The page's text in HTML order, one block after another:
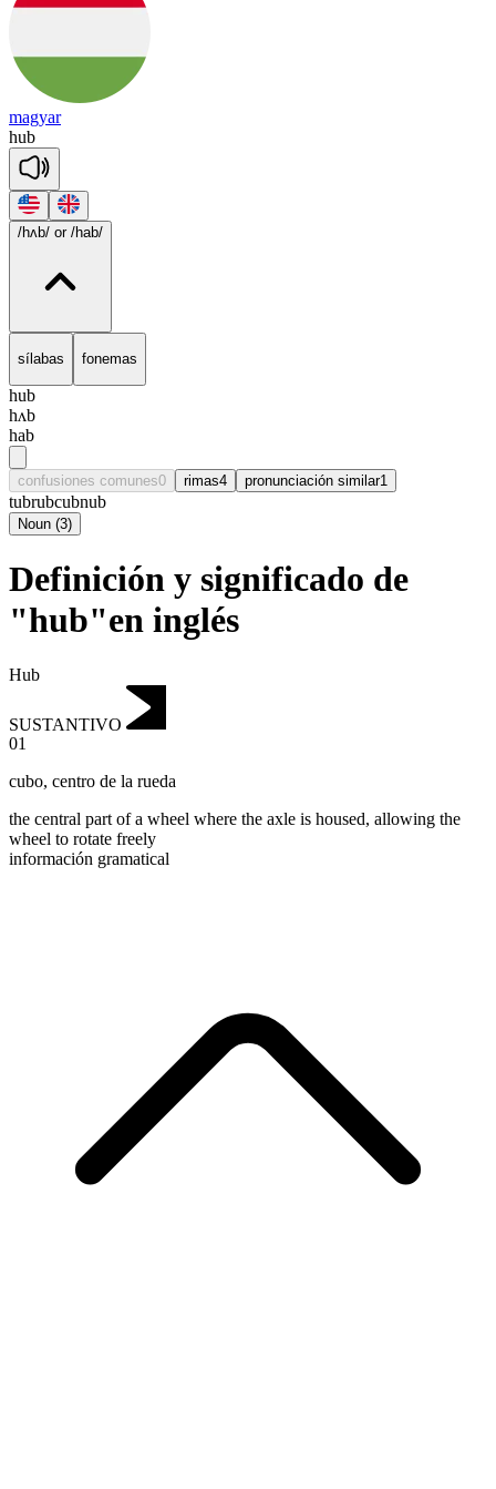
magyar
hub
/hʌb/ or /hab/
sílabas fonemas
hub
hʌb
hab
confusiones comunes0 rimas4 pronunciación similar1
tubrubcubnub
Noun (3)
Definición y significado de
"hub"en inglés
Hub
SUSTANTIVO
01
cubo, centro de la rueda
the central part of a wheel where the axle is housed, allowing the
wheel to rotate freely
información gramatical